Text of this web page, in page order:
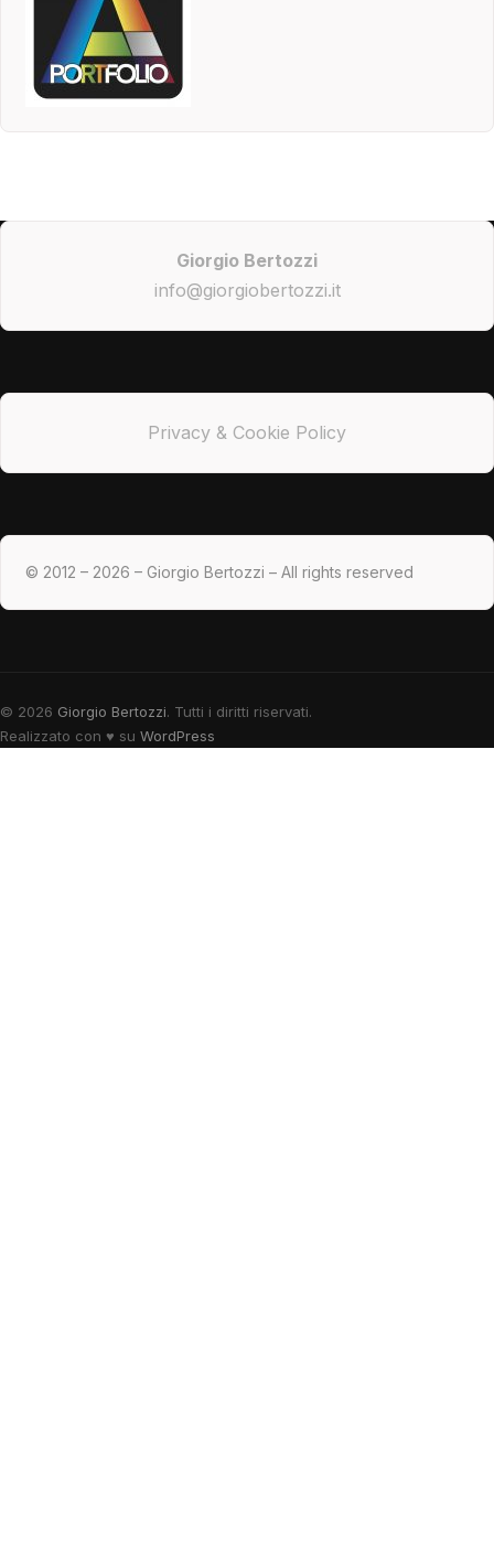
Giorgio Bertozzi
info@giorgiobertozzi.it
Privacy & Cookie Policy
© 2012 – 2026 – Giorgio Bertozzi – All rights reserved
© 2026 Giorgio Bertozzi. Tutti i diritti riservati.
Realizzato con ♥ su WordPress